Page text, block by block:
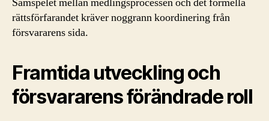
Samspelet mellan medlingsprocessen och det formella
rättsförfarandet kräver noggrann koordinering från
försvararens sida.
Framtida utveckling och
försvararens förändrade roll